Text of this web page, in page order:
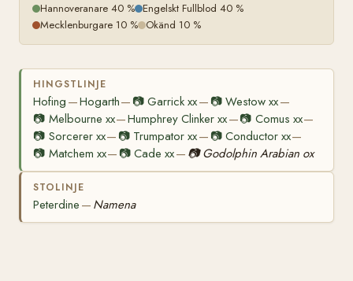
Hannoveranare 40 % Engelskt Fullblod 40 %
Mecklenburgare 10 % Okänd 10 %
HINGSTLINJE
Hofing —Hogarth— 📷Garrick xx— 📷Westow xx—
📷 Melbourne xx—Humphrey Clinker xx—📷 Comus xx—
📷 Sorcerer xx— 📷 Trumpator xx— 📷 Conductor xx—
📷 Matchem xx— 📷Cade xx— 📷 Godolphin Arabian ox
STOLINJE
Peterdine — Namena